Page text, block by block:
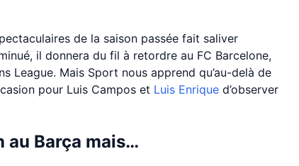
de la saison passée fait saliver
il donnera du fil à retordre au FC Barcelone,
League. Mais Sport nous apprend qu’au-delà de
pour Luis Campos et Luis Enrique d’observer
au Barça mais…